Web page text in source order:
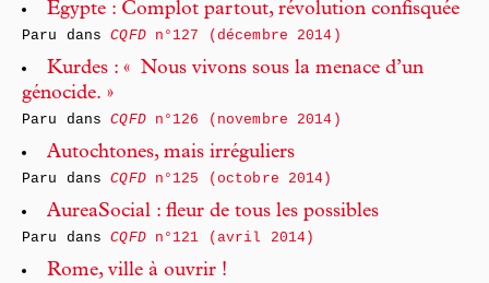
Égypte : Complot partout, révolution confisquée
Paru dansCQFDn°127 (décembre 2014)
Kurdes : « Nous vivons sous la menace d’un
génocide. »
Paru dansCQFDn°126 (novembre 2014)
Autochtones, mais irréguliers
Paru dansCQFDn°125 (octobre 2014)
AureaSocial : fleur de tous les possibles
Paru dansCQFDn°121 (avril 2014)
Rome, ville à ouvrir !